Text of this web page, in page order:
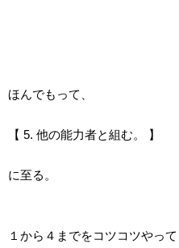
ほんでもって、
【 5. 他の能力者と組む。 】
に至る。
１から４までをコツコツやって